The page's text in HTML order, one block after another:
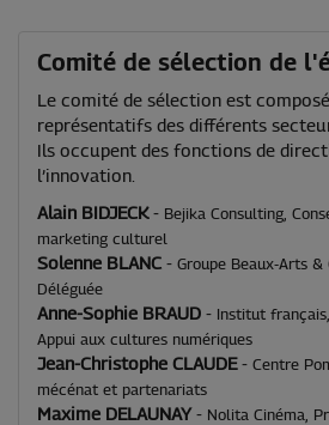
Comité de sélection de
Le comité de sélection est
représentatifs des différents
Ils occupent des fonctions de
l’innovation.
Alain BIDJECK - Bejika Consulting,
marketing culturel
Solenne BLANC - Groupe Beaux-Arts
Déléguée
Anne-Sophie BRAUD -
Institut
Appui aux cultures numériques
Jean-Christophe CLAUDE - Centre
mécénat et partenariats
Maxime DELAUNAY - Nolita Cinéma,